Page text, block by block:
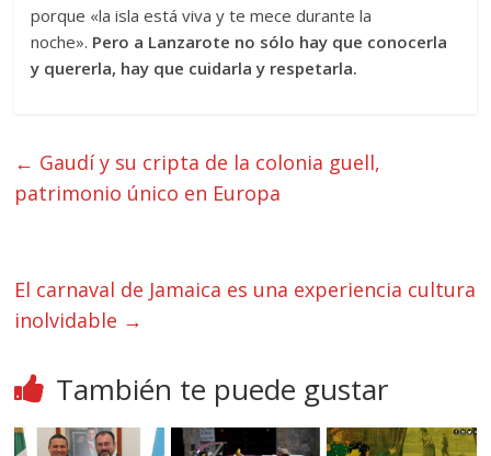
porque «la isla está viva y te mece durante la
noche». Pero a Lanzarote no sólo hay que conocerla
y quererla, hay que cuidarla y respetarla.
← Gaudí y su cripta de la colonia guell,
patrimonio único en Europa
El carnaval de Jamaica es una experiencia cultura
inolvidable →
También te puede gustar